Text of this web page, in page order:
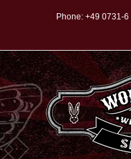
springen
Phone: +49 0731-6